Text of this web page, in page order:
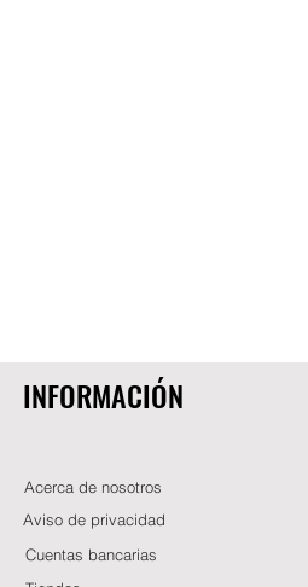
INFORMACIÓN
Acerca de nosotros
Aviso de privacidad
Cuentas bancarias